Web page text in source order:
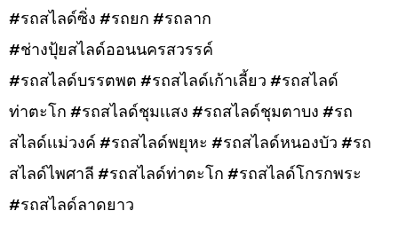
#รถสไลด์ซิ่ง #รถยก #รถลาก
#ช่างปุ้ยสไลด์ออนนครสวรรค์
#รถสไลด์บรรตพต #รถสไลด์เก้าเลี้ยว #รถสไลด์
ท่าตะโก #รถสไลด์ชุมเเสง #รถสไลด์ชุมตาบง #รถ
สไลด์เเม่วงค์ #รถสไลด์พยุหะ #รถสไลด์หนองบัว #รถ
สไลด์ไพศาลี #รถสไลด์ท่าตะโก #รถสไลด์โกรกพระ
#รถสไลด์ลาดยาว